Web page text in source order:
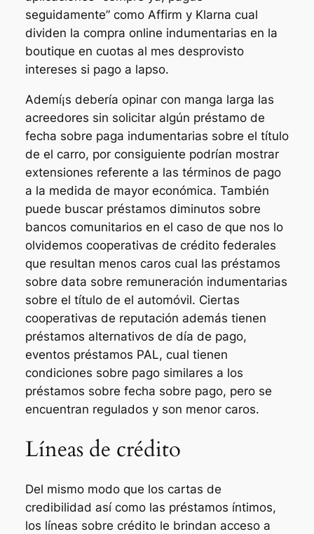
seguidamente” como Affirm y Klarna cual
dividen la compra online indumentarias en la
boutique en cuotas al mes desprovisto
intereses si pago a lapso.
Ademí¡s debería opinar con manga larga las
acreedores sin solicitar algún préstamo de
fecha sobre paga indumentarias sobre el título
de el carro, por consiguiente podrían mostrar
extensiones referente a las términos de pago
a la medida de mayor económica. También
puede buscar préstamos diminutos sobre
bancos comunitarios en el caso de que nos lo
olvidemos cooperativas de crédito federales
que resultan menos caros cual las préstamos
sobre data sobre remuneración indumentarias
sobre el título de el automóvil. Ciertas
cooperativas de reputación además tienen
préstamos alternativos de día de pago,
eventos préstamos PAL, cual tienen
condiciones sobre pago similares a los
préstamos sobre fecha sobre pago, pero se
encuentran regulados y son menor caros.
Líneas de crédito
Del mismo modo que los cartas de
credibilidad así­ como las préstamos íntimos,
los líneas sobre crédito le brindan acceso a